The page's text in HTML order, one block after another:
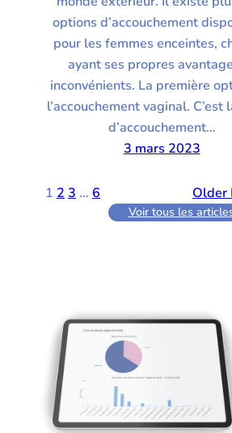
options d’accouchement
pour les femmes enceintes,
ayant ses propres
inconvénients. La première
l’accouchement vaginal. C’est
d’accouchement…
3 mars 2023
1 2 3 … 6 Older
Voir tous les